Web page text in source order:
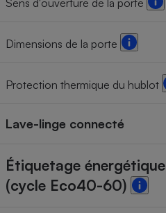
Dimensions de la porte
Protection thermique du hublot
Lave-linge connecté
Étiquetage énergétique
(cycle Eco40-60)